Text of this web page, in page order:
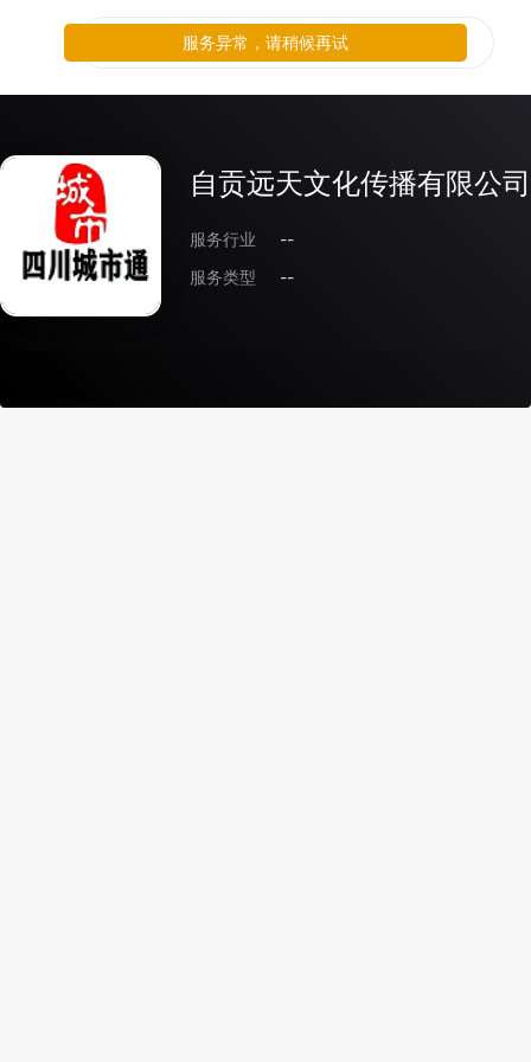
自贡远天文化传播有限公司
服务行业
--
服务类型
--
服务异常，请稍候再试